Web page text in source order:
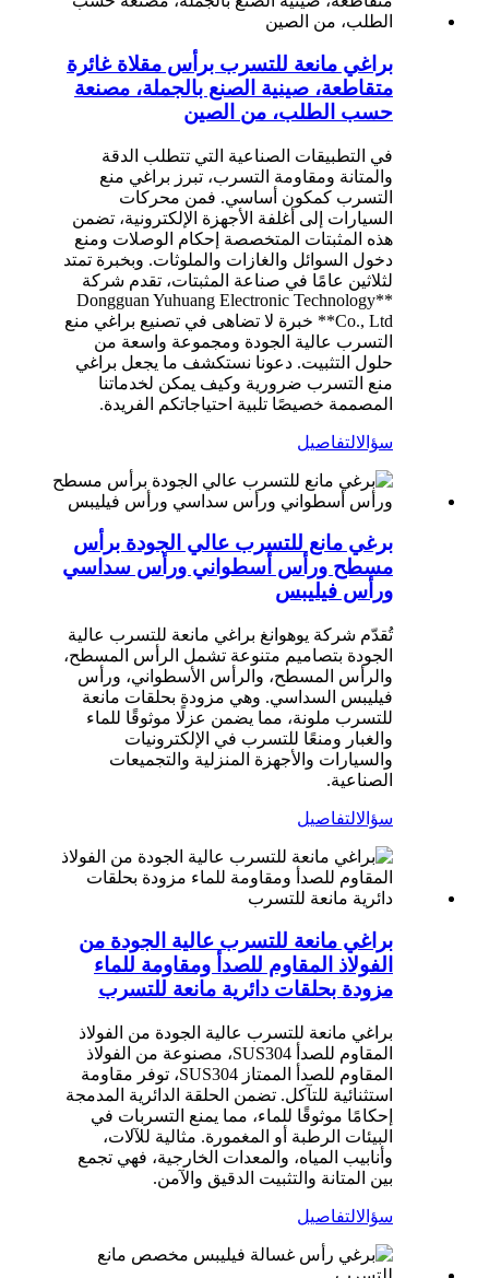
براغي مانعة للتسرب برأس مقلاة غائرة
متقاطعة، صينية الصنع بالجملة، مصنعة
حسب الطلب، من الصين
في التطبيقات الصناعية التي تتطلب الدقة
والمتانة ومقاومة التسرب، تبرز براغي منع
التسرب كمكون أساسي. فمن محركات
السيارات إلى أغلفة الأجهزة الإلكترونية، تضمن
هذه المثبتات المتخصصة إحكام الوصلات ومنع
دخول السوائل والغازات والملوثات. وبخبرة تمتد
لثلاثين عامًا في صناعة المثبتات، تقدم شركة
**Dongguan Yuhuang Electronic Technology
Co., Ltd** خبرة لا تضاهى في تصنيع براغي منع
التسرب عالية الجودة ومجموعة واسعة من
حلول التثبيت. دعونا نستكشف ما يجعل براغي
منع التسرب ضرورية وكيف يمكن لخدماتنا
المصممة خصيصًا تلبية احتياجاتكم الفريدة.
سؤالالتفاصيل
برغي مانع للتسرب عالي الجودة برأس
مسطح ورأس أسطواني ورأس سداسي
ورأس فيليبس
تُقدّم شركة يوهوانغ براغي مانعة للتسرب عالية
الجودة بتصاميم متنوعة تشمل الرأس المسطح،
والرأس المسطح، والرأس الأسطواني، ورأس
فيليبس السداسي. وهي مزودة بحلقات مانعة
للتسرب ملونة، مما يضمن عزلًا موثوقًا للماء
والغبار ومنعًا للتسرب في الإلكترونيات
والسيارات والأجهزة المنزلية والتجميعات
الصناعية.
سؤالالتفاصيل
براغي مانعة للتسرب عالية الجودة من
الفولاذ المقاوم للصدأ ومقاومة للماء
مزودة بحلقات دائرية مانعة للتسرب
براغي مانعة للتسرب عالية الجودة من الفولاذ
المقاوم للصدأ SUS304، مصنوعة من الفولاذ
المقاوم للصدأ الممتاز SUS304، توفر مقاومة
استثنائية للتآكل. تضمن الحلقة الدائرية المدمجة
إحكامًا موثوقًا للماء، مما يمنع التسربات في
البيئات الرطبة أو المغمورة. مثالية للآلات،
وأنابيب المياه، والمعدات الخارجية، فهي تجمع
بين المتانة والتثبيت الدقيق والآمن.
سؤالالتفاصيل